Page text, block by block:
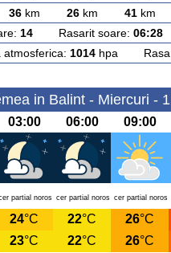
36km 26km 41km
14Rasarit soare: 06:28
1014hpa
in Balint - Miercuri -
03:00 06:00 09:00
partial noros cer partial noros cer partial noros
24°C 22°C 26°C
23°C 22°C 26°C